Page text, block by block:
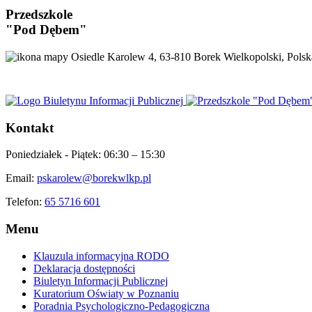
Przedszkole
"Pod Dębem"
Osiedle Karolew 4, 63-810 Borek Wielkopolski,
Kontakt
Poniedziałek - Piątek: 06:30 – 15:30
Email: pskarolew@borekwlkp.pl
Telefon: 65 5716 601
Menu
Klauzula informacyjna RODO
Deklaracja dostępności
Biuletyn Informacji Publicznej
Kuratorium Oświaty w Poznaniu
Poradnia Psychologiczno-Pedagogiczna